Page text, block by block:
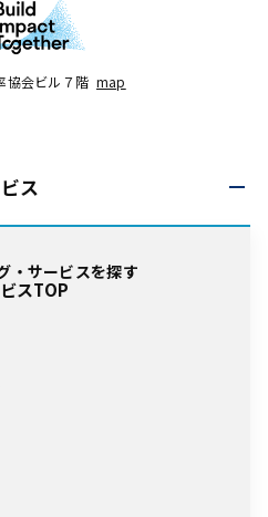
会ビル７階 map
ス
・サービスを探す
スTOP